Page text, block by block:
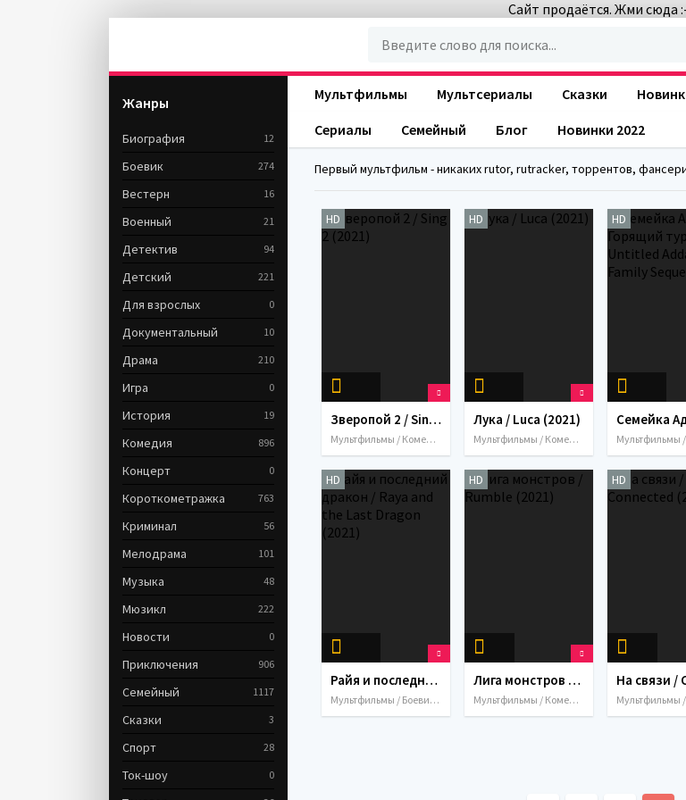
Сайт продаётся. Жми сюда
Первый мультфильм - никаких rutor, rutracker, торрентов,
HD
Зверопой 2 / Sing 2 (2021)
Мультфильмы / Комедия / Музыка / Мюзикл / Приключения / Семейный / Фэнтези / США / Франция / Япония
HD
Лука / Luca (2021)
Мультфильмы / Комедия / Приключения / Семейный / Фэнтези / США / Италия
HD
HD
Райя и последний дракон / Raya and the Last Dragon (2021)
Мультфильмы / Боевик / Комедия / Приключения / Семейный / Фэнтези / США / 2021
HD
Лига монстров / Rumble (2021)
Мультфильмы / Комедия / Семейный / Спорт / Фэнтези / США / 2021
HD
Мультфильмы Мультсериалы Сказки
Сериалы
Семейный Блог Новинки 2022
Жанры
Биография 12
Боевик 274
Вестерн 16
Военный 21
Детектив 94
Детский 221
Для взрослых 0
Документальный 10
Драма 210
Игра 0
История 19
Комедия 896
Концерт 0
Короткометражка 763
Криминал 56
Мелодрама 101
Музыка 48
Мюзикл 222
Новости 0
Приключения 906
Семейный 1117
Сказки 3
Спорт 28
Ток-шоу 0